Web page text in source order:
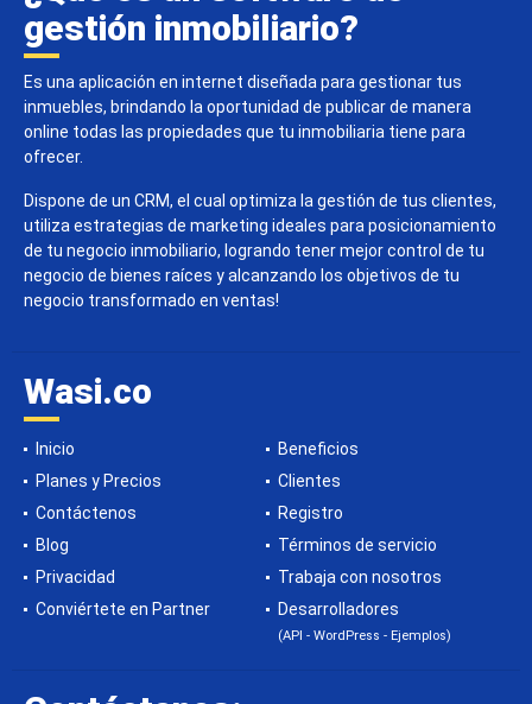
gestión inmobiliario?
Es una aplicación en internet diseñada para gestionar tus
inmuebles, brindando la oportunidad de publicar de manera
online todas las propiedades que tu inmobiliaria tiene para
ofrecer.
Dispone de un CRM, el cual optimiza la gestión de tus clientes,
utiliza estrategias de marketing ideales para posicionamiento
de tu negocio inmobiliario, logrando tener mejor control de tu
negocio de bienes raíces y alcanzando los objetivos de tu
negocio transformado en ventas!
Wasi.co
Inicio
Beneficios
Planes y Precios
Clientes
Contáctenos
Registro
Blog
Términos de servicio
Privacidad
Trabaja con nosotros
Conviértete en Partner
Desarrolladores
(API - WordPress - Ejemplos)